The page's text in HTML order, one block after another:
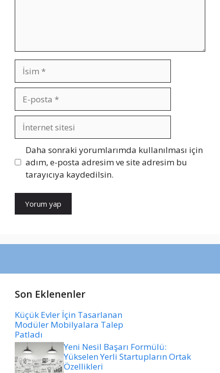
İsim
posta
İnternet
sitesi
Daha sonraki yorumlarımda kullanılması için
adım, e-posta adresim ve site adresim bu
tarayıcıya kaydedilsin.
Son Eklenenler
Küçük Evler İçin Tasarlanan
Modüler Mobilyalara Talep
Patladı
Yeni Nesil Başarı Formülü:
Yükselen Yerli Startupların Ortak
Özellikleri